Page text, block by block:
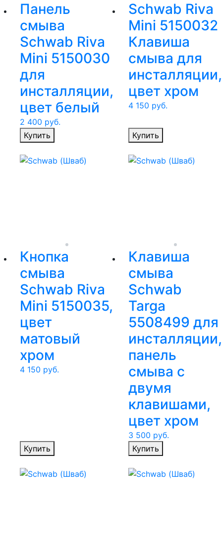
Панель
смыва
Schwab Riva
Mini 5150030
для
инсталляции,
цвет белый
2 400 руб.
Купить
Schwab Riva
Mini 5150032
Клавиша
смыва для
инсталляции,
цвет хром
4 150 руб.
Купить
Кнопка
смыва
Schwab Riva
Mini 5150035,
цвет
матовый
хром
4 150 руб.
Купить
Клавиша
смыва
Schwab
Targa
5508499 для
инсталляции,
панель
смыва с
двумя
клавишами,
цвет хром
3 500 руб.
Купить